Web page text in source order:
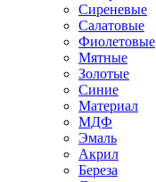
Сиреневые
Салатовые
Фиолетовые
Мятные
Золотые
Синие
Материал
МДФ
Эмаль
Акрил
Береза